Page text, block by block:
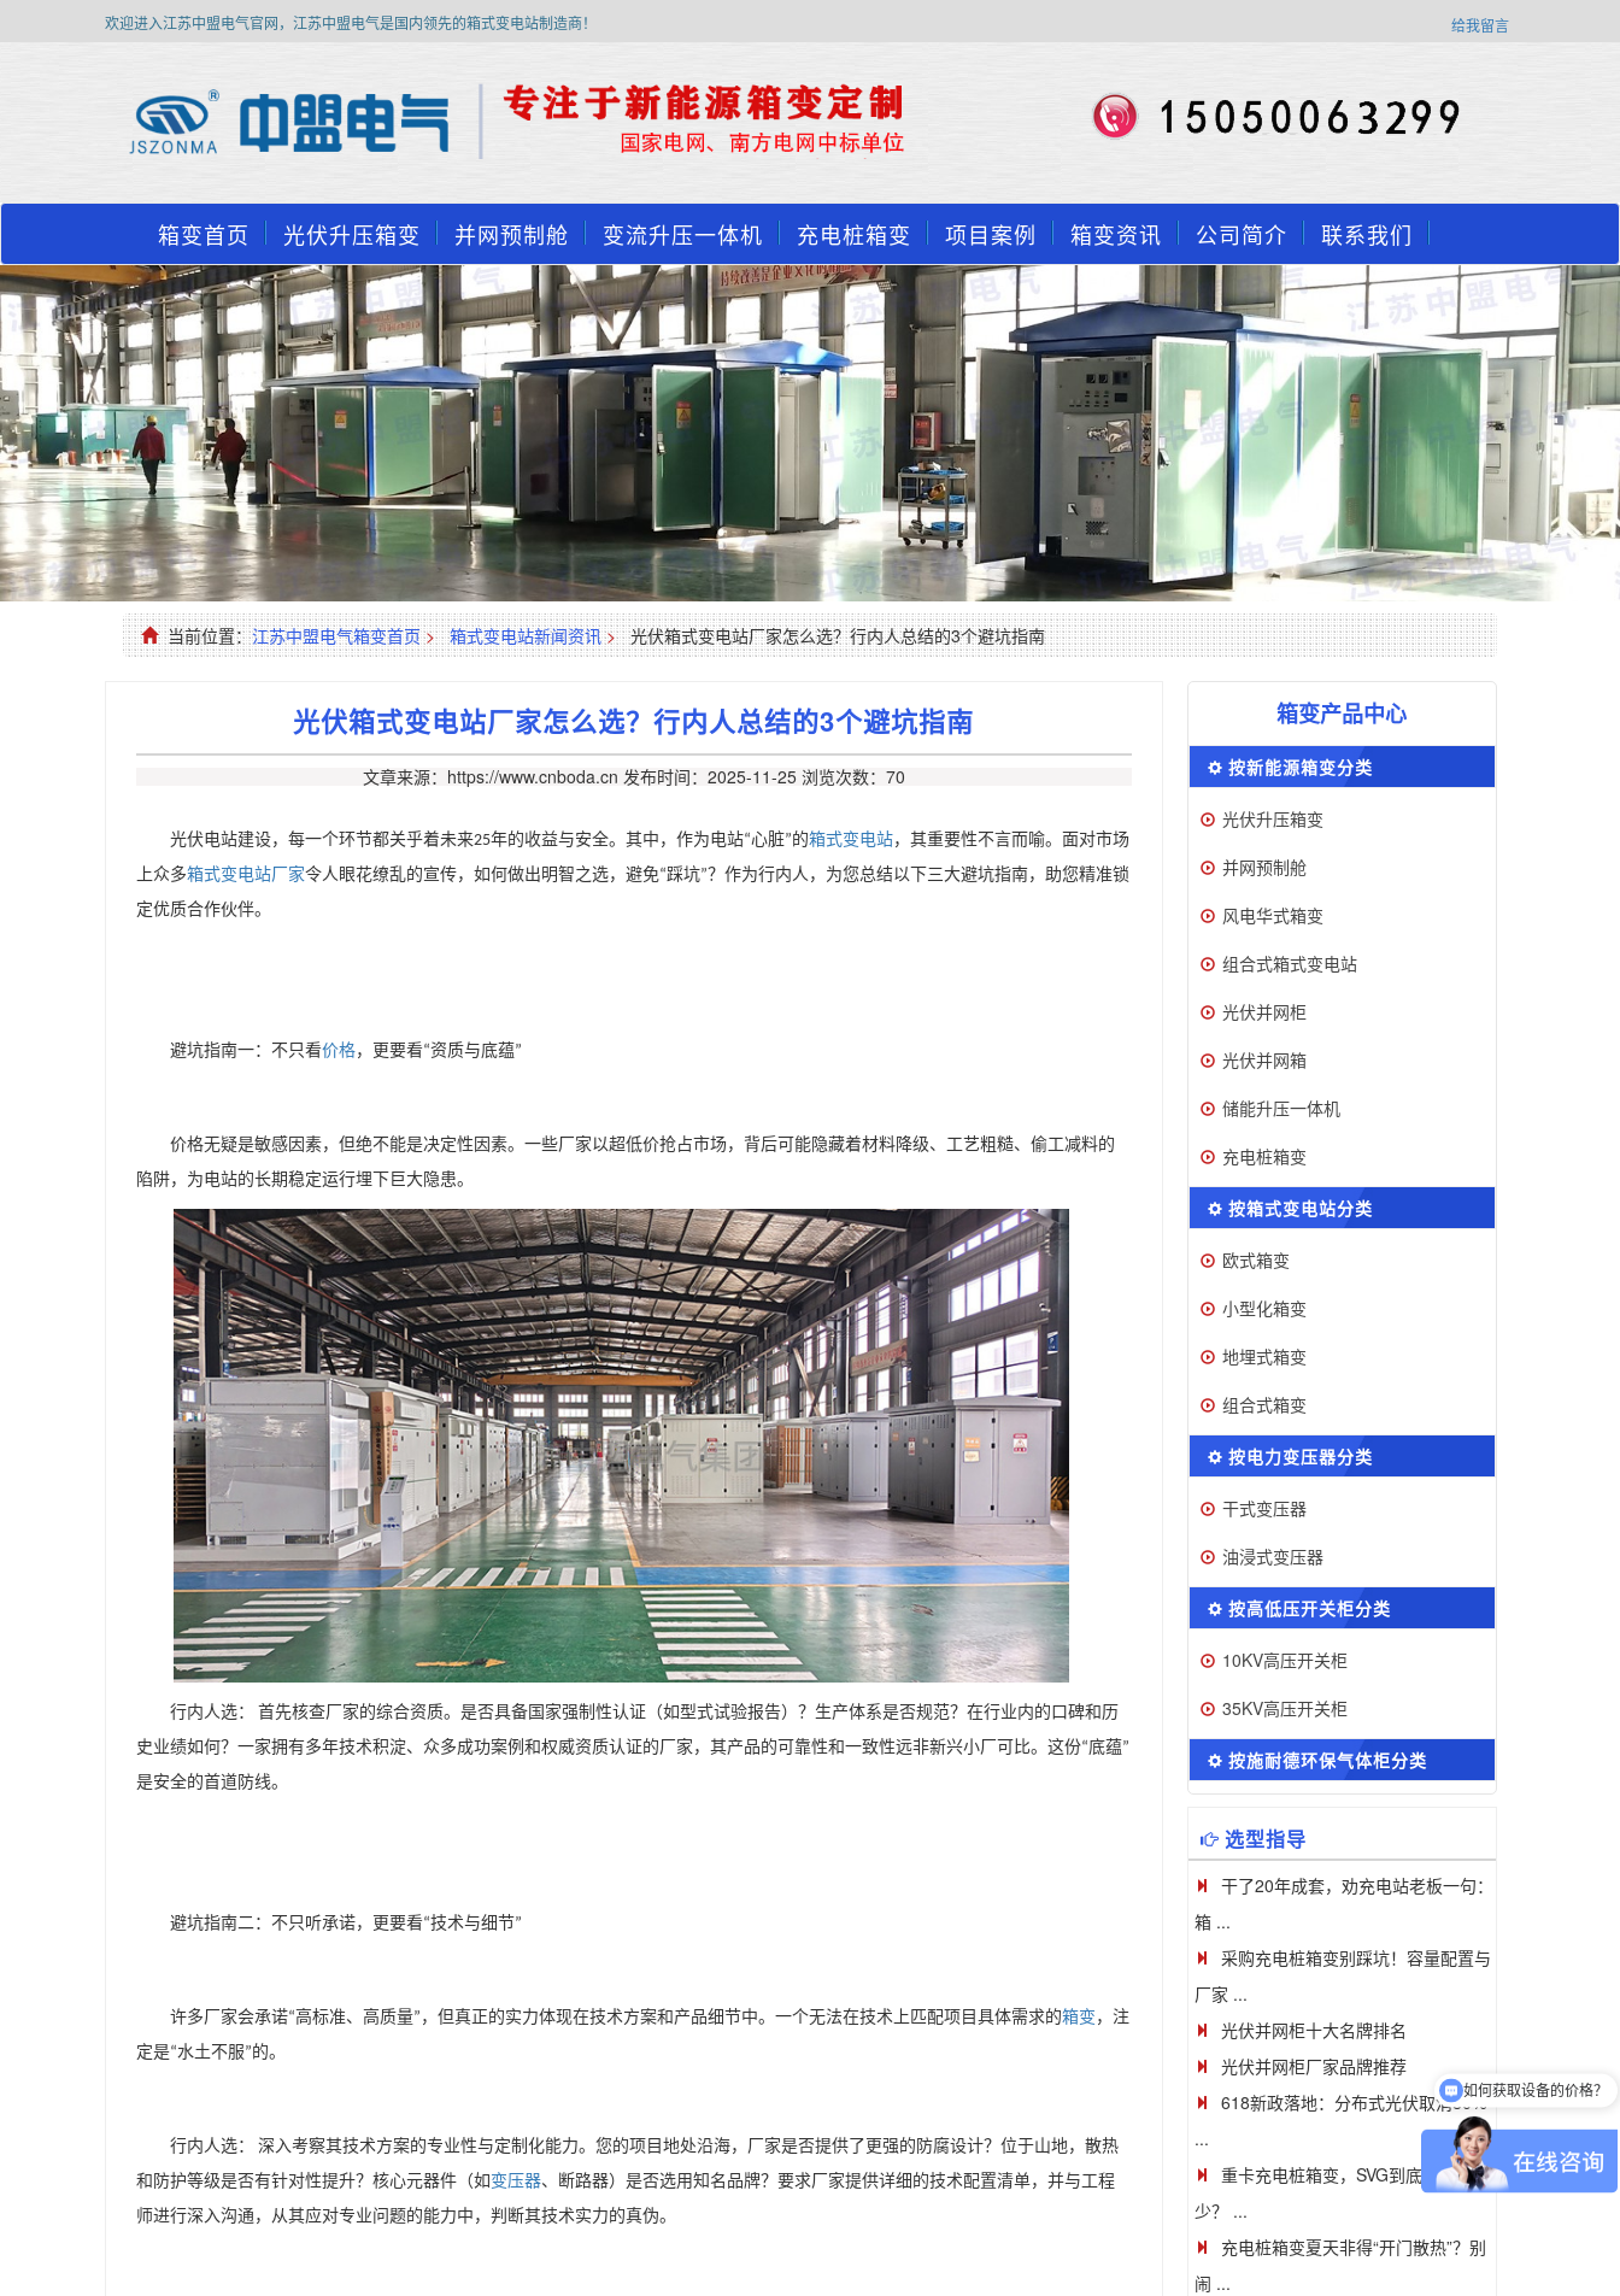
欢迎进入江苏中盟电气官网，江苏中盟电气是国内领先的箱式变电站制造商！ 给我留言
箱变首页 光伏升压箱变 并网预制舱 变流升压一体机 充电桩箱变 项目案例 箱变资讯 公司简介 联系我们
当前位置：江苏中盟电气箱变首页 > 箱式变电站新闻资讯 > 光伏箱式变电站厂家怎么选？行内人总结的3个避坑指南
光伏箱式变电站厂家怎么选？行内人总结的3个避坑指南
文章来源：https://www.cnboda.cn 发布时间：2025-11-25 浏览次数：70
光伏电站建设，每一个环节都关乎着未来25年的收益与安全。其中，作为电站“心脏”的箱式变电站，其重要性不言而喻。面对市场
上众多箱式变电站厂家令人眼花缭乱的宣传，如何做出明智之选，避免“踩坑”？作为行内人，为您总结以下三大避坑指南，助您精准锁
定优质合作伙伴。
避坑指南一：不只看价格，更要看“资质与底蕴”
价格无疑是敏感因素，但绝不能是决定性因素。一些厂家以超低价抢占市场，背后可能隐藏着材料降级、工艺粗糙、偷工减料的
陷阱，为电站的长期稳定运行埋下巨大隐患。
行内人选：
首先核查厂家的综合资质。是否具备国家强制性认证（如型式试验报告）？生产体系是否规范？在行业内的口碑和历
史业绩如何？一家拥有多年技术积淀、众多成功案例和权威资质认证的厂家，其产品的可靠性和一致性远非新兴小厂可比。这份“底蕴”
是安全的首道防线。
避坑指南二：不只听承诺，更要看“技术与细节”
许多厂家会承诺“高标准、高质量” ，但真正的实力体现在技术方案和产品细节中。一个无法在技术上匹配项目具体需求的箱变 ，注
定是“水土不服”的。
行内人选：
深入考察其技术方案的专业性与定制化能力。您的项目地处沿海，厂家是否提供了更强的防腐设计？位于山地，散热
和防护等级是否有针对性提升？核心元器件（如变压器、断路器）是否选用知名品牌？要求厂家提供详细的技术配置清单，并与工程
师进行深入沟通，从其应对专业问题的能力中，判断其技术实力的真伪。
箱变产品中心
按新能源箱变分类
光伏升压箱变
并网预制舱
风电华式箱变
组合式箱式变电站
光伏并网柜
光伏并网箱
储能升压一体机
充电桩箱变
按箱式变电站分类
欧式箱变
小型化箱变
地埋式箱变
组合式箱变
按电力变压器分类
干式变压器
油浸式变压器
按高低压开关柜分类
10KV高压开关柜
35KV高压开关柜
按施耐德环保气体柜分类
选型指导
干了20年成套，劝充电站老板一句：
箱 ...
采购充电桩箱变别踩坑！容量配置与
厂家 ...
光伏并网柜十大名牌排名
光伏并网柜厂家品牌推荐
618新政落地：分布式光伏取消80%
...
重卡充电桩箱变，SVG到底该补多
少？ ...
充电桩箱变夏天非得“开门散热”？别
闹 ...
可以介绍下你们的产品么